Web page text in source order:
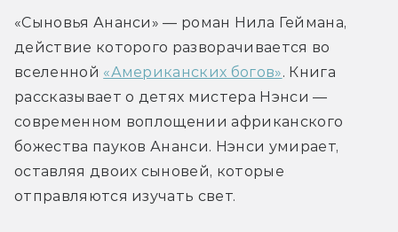
«Сыновья Ананси» — роман Нила Геймана,
действие которого разворачивается во
вселенной «Американских богов». Книга
рассказывает о детях мистера Нэнси —
современном воплощении африканского
божества пауков Ананси. Нэнси умирает,
оставляя двоих сыновей, которые
отправляются изучать свет.